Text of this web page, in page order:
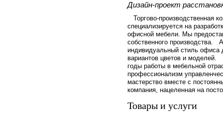
Дизайн-проект
Торгово-производственная
специализируется на
офисной мебели. Мы
собственного производства.
индивидуальный стиль офиса
вариантов цветов и
годы работы в мебельной
профессионализм
мастерство вместе с
компания, нацеленная на
Товары и услуги